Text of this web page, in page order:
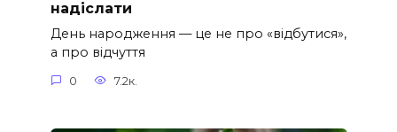
надіслати
День народження — це не про «відбутися»,
а про відчуття
0 7.2к.